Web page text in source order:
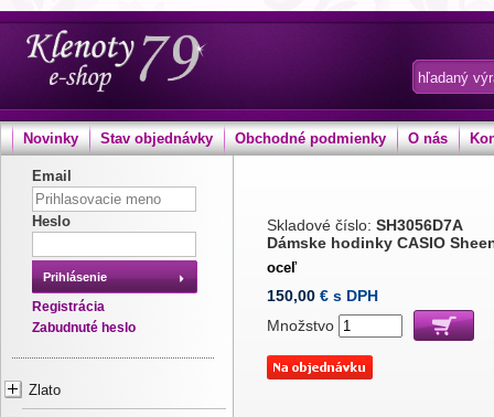
Novinky Stav objednávky Obchodné podmienky O nás
Email
Heslo
Prihlásenie
Registrácia
Zabudnuté heslo
Zlato
Skladové číslo: SH3056D7A
Dámske hodinky CASIO
oceľ
150,00 € s DPH
Množstvo